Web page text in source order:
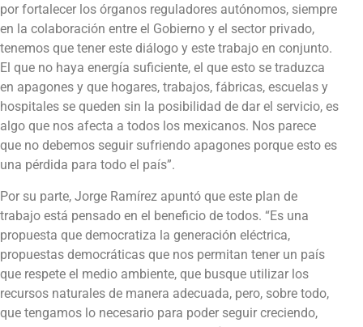
por fortalecer los órganos reguladores autónomos, siempre
en la colaboración entre el Gobierno y el sector privado,
tenemos que tener este diálogo y este trabajo en conjunto.
El que no haya energía suficiente, el que esto se traduzca
en apagones y que hogares, trabajos, fábricas, escuelas y
hospitales se queden sin la posibilidad de dar el servicio, es
algo que nos afecta a todos los mexicanos. Nos parece
que no debemos seguir sufriendo apagones porque esto es
una pérdida para todo el país”.
Por su parte, Jorge Ramírez apuntó que este plan de
trabajo está pensado en el beneficio de todos. “Es una
propuesta que democratiza la generación eléctrica,
propuestas democráticas que nos permitan tener un país
que respete el medio ambiente, que busque utilizar los
recursos naturales de manera adecuada, pero, sobre todo,
que tengamos lo necesario para poder seguir creciendo,